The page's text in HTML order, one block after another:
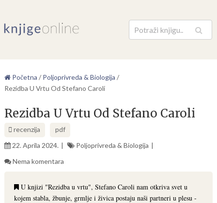
Pretraga
Početna / Poljoprivreda & Biologija /
Rezidba U Vrtu Od Stefano Caroli
Rezidba U Vrtu Od Stefano Caroli
recenzija
pdf
22. Aprila 2024.
Poljoprivreda & Biologija
Nema komentara
U knjizi "Rezidba u vrtu", Stefano Caroli nam otkriva svet u
kojem stabla, žbunje, grmlje i živica postaju naši partneri u plesu -